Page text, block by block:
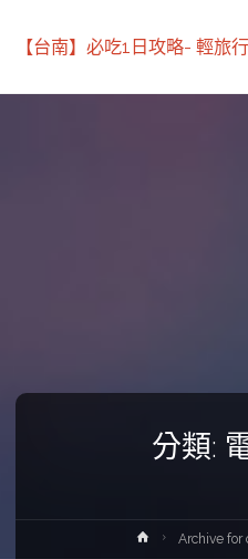
【台南】必吃1日攻略- 輕旅
分類:
HomeArchive for